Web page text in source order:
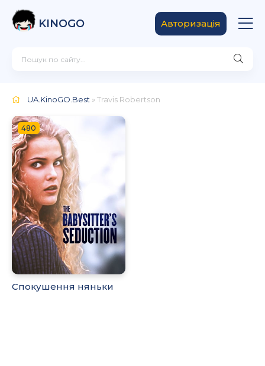
KINOGO Авторизація
UA.KinoGO.Best » Travis Robertson
480
Спокушення няньки